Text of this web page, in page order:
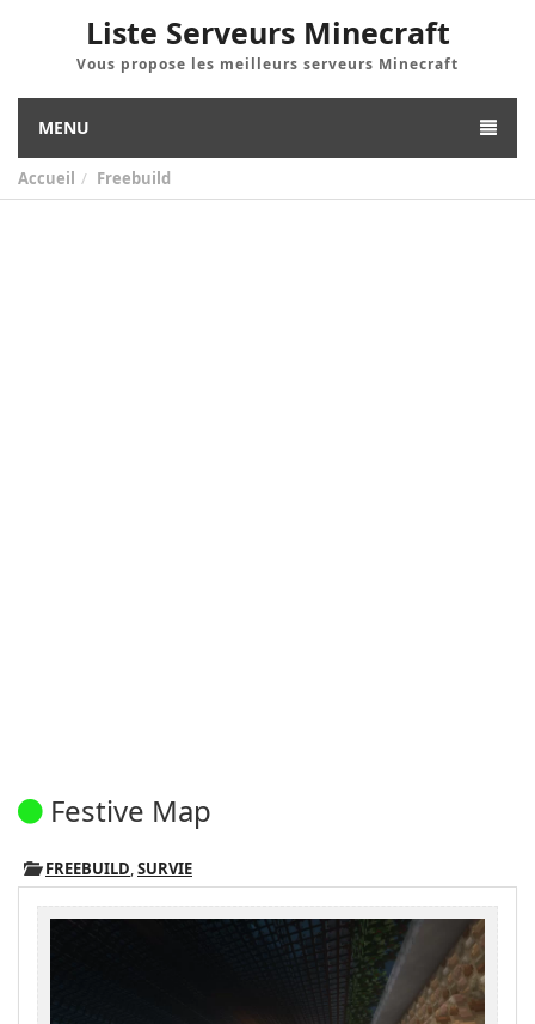
Liste Serveurs Minecraft
Vous propose les meilleurs serveurs Minecraft
MENU
Accueil Freebuild
Festive Map
FREEBUILD,SURVIE